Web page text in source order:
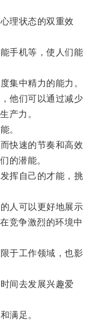
理状态的双重效
手机等，使人们能
中精力的能力。
他们可以通过减少
产力。
。
快速的节奏和高效
的潜能。
挥自己的才能，挑
人可以更好地展示
竞争激烈的环境中
于工作领域，也影
间去发展兴趣爱
满足。